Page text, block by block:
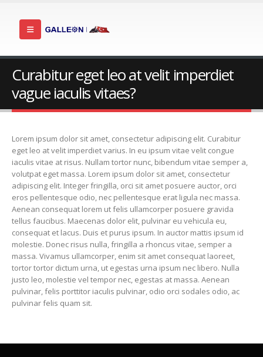
Curabitur eget leo at velit imperdiet
vague iaculis vitaes?
Lorem ipsum dolor sit amet, consectetur adipiscing elit. Curabitur
eget leo at velit imperdiet varius. In eu ipsum vitae velit congue
iaculis vitae at risus. Nullam tortor nunc, bibendum vitae semper a,
volutpat eget massa. Lorem ipsum dolor sit amet, consectetur
adipiscing elit. Integer fringilla, orci sit amet posuere auctor, orci
eros pellentesque odio, nec pellentesque erat ligula nec massa.
Aenean consequat lorem ut felis ullamcorper posuere gravida
tellus faucibus. Maecenas dolor elit, pulvinar eu vehicula eu,
consequat et lacus. Duis et purus ipsum. In auctor mattis ipsum id
molestie. Donec risus nulla, fringilla a rhoncus vitae, semper a
massa. Vivamus ullamcorper, enim sit amet consequat laoreet,
tortor tortor dictum urna, ut egestas urna ipsum nec libero. Nulla
justo leo, molestie vel tempor nec, egestas at massa. Aenean
pulvinar, felis porttitor iaculis pulvinar, odio orci sodales odio, ac
pulvinar felis quam sit.